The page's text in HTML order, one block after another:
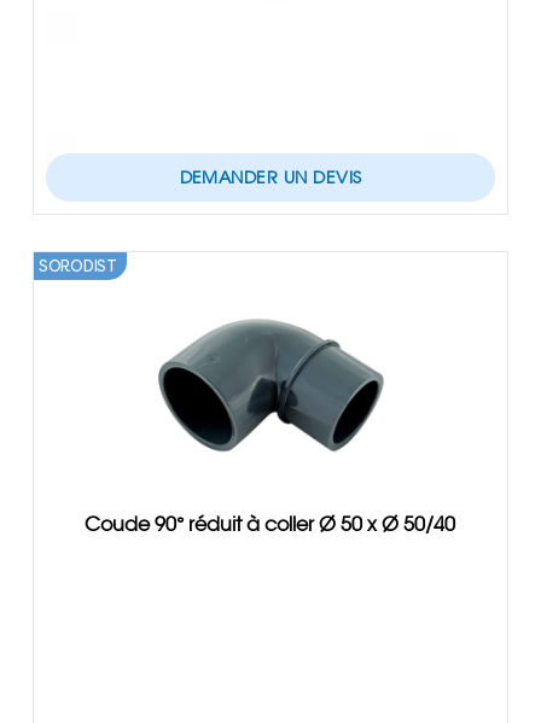
DEMANDER UN DEVIS
Coude 90° réduit à coller Ø 50 x Ø 50/40
SORODIST